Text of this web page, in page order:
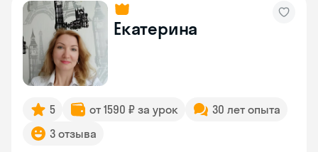
Екатерина
5 от 1590 ₽ за урок
30 лет опыта
3 отзыва